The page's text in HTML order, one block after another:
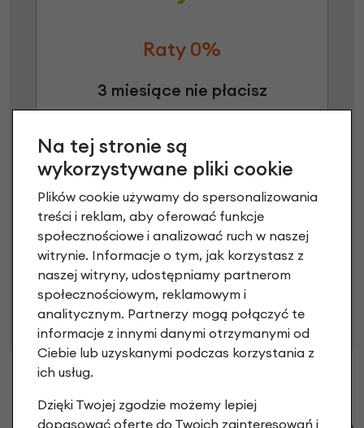
Raty 0%
3 miesiące nie płacisz
Poznaj szczegóły
Niniejsza propozycja nie stanowi oferty w rozumieniu art.
66 Kodeksu Cywilnego. Ostateczna decyzja o warunkach
i przyznaniu kredytu zostanie podjęta po ocenie
zdolności kredytowej.
Na tej stronie są
wykorzystywane pliki cookie
Plików cookie używamy do spersonalizowania
treści i reklam, aby oferować funkcje
społecznościowe i analizować ruch w naszej
witrynie. Informacje o tym, jak korzystasz z
naszej witryny, udostępniamy partnerom
społecznościowym, reklamowym i
analitycznym. Partnerzy mogą połączyć te
informacje z innymi danymi otrzymanymi od
Ciebie lub uzyskanymi podczas korzystania z
ich usług.
Dzięki Twojej zgodzie możemy lepiej
dopasować ofertę do Twoich zainteresowań i